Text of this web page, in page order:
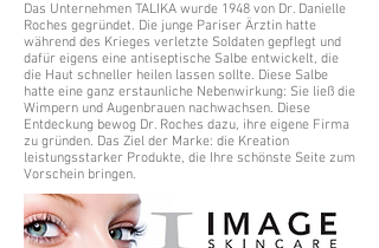
Das Unternehmen TALIKA wurde 1948 von Dr. Danielle
Roches gegründet. Die junge Pariser Ärztin hatte
während des Krieges verletzte Soldaten gepflegt und
dafür eigens eine antiseptische Salbe entwickelt, die
die Haut schneller heilen lassen sollte. Diese Salbe
hatte eine ganz erstaunliche Nebenwirkung: Sie ließ die
Wimpern und Augenbrauen nachwachsen. Diese
Entdeckung bewog Dr. Roches dazu, ihre eigene Firma
zu gründen. Das Ziel der Marke: die Kreation
leistungsstarker Produkte, die Ihre schönste Seite zum
Vorschein bringen.